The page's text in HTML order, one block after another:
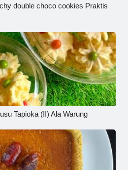
double choco cookies Praktis
Tapioka (II) Ala Warung